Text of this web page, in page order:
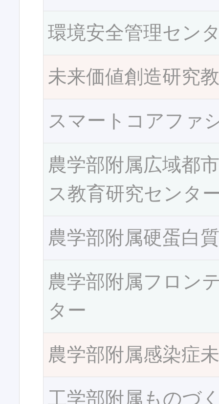
環境安全管理セン
未来価値創造研究
スマートコアファ
農学部附属広域都
ス教育研究センタ
農学部附属硬蛋白
農学部附属フロン
ター
農学部附属感染症
工学部附属ものづ